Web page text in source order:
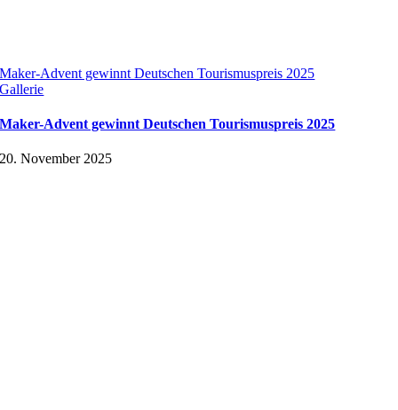
Maker-Advent gewinnt Deutschen Tourismuspreis 2025
Gallerie
Maker-Advent gewinnt Deutschen Tourismuspreis 2025
20. November 2025